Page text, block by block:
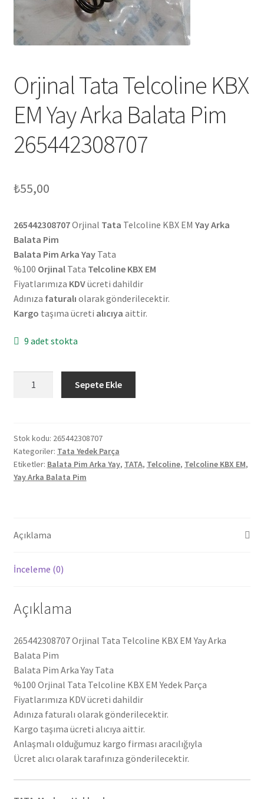
Orjinal Tata Telcoline KBX
EM Yay Arka Balata Pim
265442308707
₺55,00
265442308707Orjinal Tata Telcoline KBX EM Yay Arka
Balata Pim
Balata Pim Arka YayTata
%100 OrjinalTata Telcoline KBX EM
Fiyatlarımıza KDVücreti dahildir
Adınıza faturalı olarak gönderilecektir.
Kargo taşıma ücreti alıcıya aittir.
9 adet stokta
EM
Yay
Arka
Balata
Sepete Ekle
Stok kodu: 265442308707
Kategoriler: Tata Yedek Parça
Etiketler: Balata Pim Arka Yay, TATA, Telcoline, Telcoline KBX EM,
Yay Arka Balata Pim
Açıklama
İnceleme (0)
Açıklama
265442308707 Orjinal Tata Telcoline KBX EM Yay Arka
Balata Pim
Balata Pim Arka Yay Tata
%100 Orjinal Tata Telcoline KBX EM Yedek Parça
Fiyatlarımıza KDV ücreti dahildir
Adınıza faturalı olarak gönderilecektir.
Kargo taşıma ücreti alıcıya aittir.
Anlaşmalı olduğumuz kargo firması aracılığıyla
Ücret alıcı olarak tarafınıza gönderilecektir.